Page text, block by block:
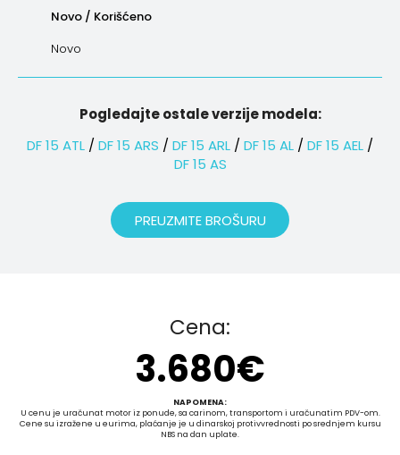
Novo / Korišćeno
Novo
Pogledajte ostale verzije modela:
DF 15 ATL / DF 15 ARS / DF 15 ARL / DF 15 AL / DF 15 AEL /
DF 15 AS
PREUZMITE BROŠURU
Cena:
3.680€
NAPOMENA:
U cenu je uračunat motor iz ponude, sa carinom, transportom i uračunatim PDV-om.
Cene su izražene u eurima, plaćanje je u dinarskoj protivvrednosti po srednjem kursu
NBS na dan uplate.